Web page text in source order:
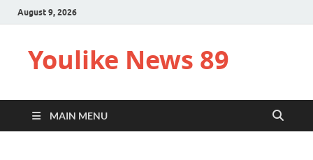
August 9, 2026
Youlike News 89
MAIN MENU